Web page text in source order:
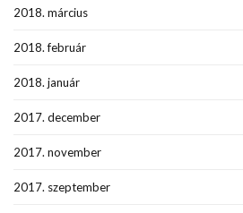
2018. március
2018. február
2018. január
2017. december
2017. november
2017. szeptember